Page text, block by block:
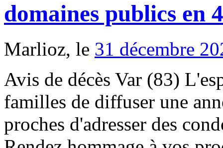
domaines publics en
Marlioz, le 31 décembre
Avis de décès Var (83) L'espace Avis de décès permet aux familles de diffuser une annonce nécrologique, et aux proches d'adresser des condoléances à la famille défunt. Rendez hommage à vos proches disparus et envoyez vos condoléances. Publié le 12/03/2021 . Consulter: Autres départements. Retrouvez sur libramemoria.com tous les avis de décès le jour de leur parution papier, et déposez gratuitement des condoléances en ligne. Retrouvez tous les avis de décès et d'obsèques du département du Var grâce aux informations nécrologiques en ligne du site Dans Nos Cœurs récupérées dans l'ensemble de la presse locale. En savoir plus sur les cookies. Vous recherchez les derniers avis de décès Var (83) sur le site Libra Memoria. Pour vous aider à organiser une cérémonie dans le respect du culte, de la culture et de la volonté du défunt, mais aussi pour vous assister dans les démarches administratives relatives au décès, appuyez-vous sur les professionnels des obsèques de Vidauban. Nos partenaires et nous-mÃªmes utilisons diffÃ©rentes technologies telles que les cookies pour personnaliser les contenus et les publicitÃ©s pour proposer des fonctionnalitÃ©s sur les rÃ©seaux sociaux et analyser le trafic. Revues 53. En poursuivant votre visite sur cette page, vous acceptez l’utilisation des cookies aux fins énoncées ci … Video & images de Bex. Publiez votre avis de décès sur Corse Matin, ou encore commander et payer en une fois votre publication dans plusieurs journaux. var-matin Carnet Mardi 25 août 2015 Avis d'obsèques De Solliès-Pont, Solliès-Ville : Mme Maryse Vaccaro, née Senes, son épouse ; M. Didier Vaccaro, son fils ; Ses petits-enfants ; Parents, alliés et amis Ont la douleur de faire part du décès de Monsieur Jean VACCARO survenu le 22 août 2015, à l’âge de 84 ans. Var-matin recherche un correspondant pour la commune de Vidauban Notre quotidien recherche un correspondant local de presse pour la commune de Vidauban. Bienvenue sur le site officiel de la commune de Vidauban, dans le département du Var, 83 Lors du décès d'un proche, certaines démarches doivent être effectuées rapidement (organisation des obsèques notamment). Vidauban, Var, France . Ni plaques, ni fleurs artificielles, s'il vous plaît. Décès à Sète du chanteur Pierre Vassiliu, interprète de "Qui c'est celui là" http://grvm.fr/n1814552 Monuments aux morts 127. Monuments 127. Vous pouvez le désactiver juste pour ce site parce que la pub permet à la presse de vivre. En quinze jours, pendant les vacances de Noël, onze personnes sont décédées dans une maison de retraite de Salernes dans le Var, rapporte Var-matin. Les annonces nécrologiques du journal Var Matin sont disponibles sur une semaine. Bienvenue sur le site officiel de la commune de Vidauban, dans le département du Var, 83 Une copie intégrale d'acte de décès peut être délivrée à toute personne qui en fait la demande. Vous pouvez affiner votre recherche ou trouver un avis de décès plus ancien en tapant le nom d'un défunt et/ou en précisant le nom ou le code postal d'une commune du 83 dans le moteur de … Avis de décès. Consultez gratuitement les avis de décès à Vidauban (83550). Livres 707. Marc LINGARD - 96 ans . Trouvez les … Conservez-le pour être aux cotés de vos proches. Vous recherchez les derniers avis de décès Var Matin sur le site Libra Memoria. 1 951 hab. Derniers avis de décès publiés dans le département : Var-83 . Nous vous invitons à réessayer ultérieurement. Les démarches pour l'obtenir dépendent du lieu du décès. Population : rang national (2018) n°799 -Densité de population (2018) 165 hab/km² Vous pouvez également créer une alerte décès ou laisser vos condoléances grâce aux espaces souvenirs Dans Nos Cœurs. rechercher un avis Avis de décès, faire-part et obsèques publié dans la ville de VIDAUBAN. Ce que l'on sait sur l'assassinat d'une femme par son époux à Vidauban Cet infirmier libéral exerçant à Cogolin a froidement abattu son épouse samedi soir, tirant à plusieurs reprises à travers le pare brise de sa victime, Avis de décès L'espace Avis de décès permet aux familles de diffuser une annonce nécrologique, et aux proches